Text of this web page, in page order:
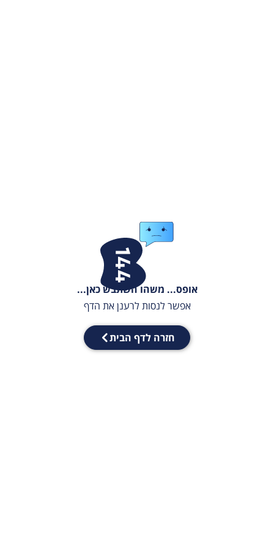
אופס... משהו השתבש כאן...
אפשר לנסות לרענן את הדף
חזרה לדף הבית